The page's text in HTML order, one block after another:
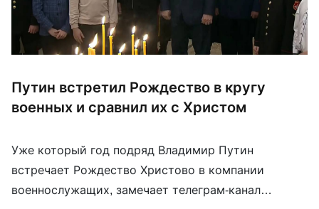
Путин встретил Рождество в кругу
военных и сравнил их с Христом
Уже который год подряд Владимир Путин
встречает Рождество Христово в компании
военнослужащих, замечает телеграм-канал